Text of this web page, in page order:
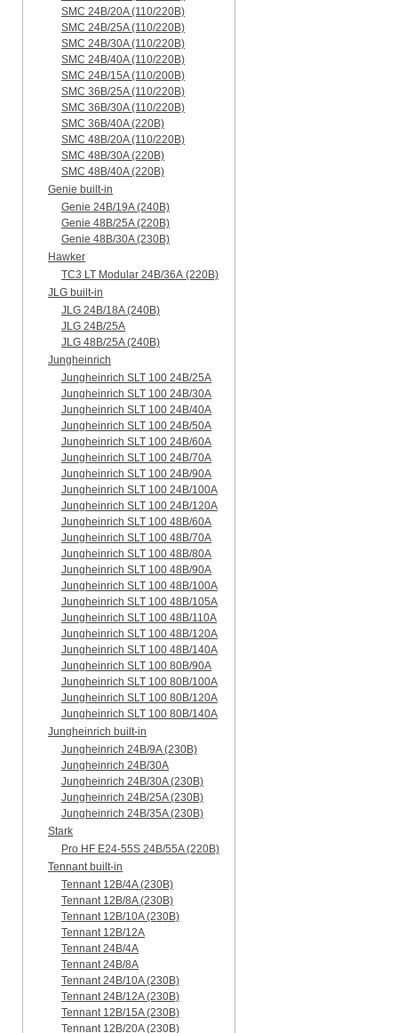
SMC 24B/20A (110/220B)
SMC 24B/25A (110/220B)
SMC 24B/30A (110/220B)
SMC 24B/40A (110/220B)
SMC 24B/15A (110/200B)
SMC 36B/25A (110/220B)
SMC 36B/30A (110/220B)
SMC 36B/40A (220B)
SMC 48B/20A (110/220B)
SMC 48B/30A (220B)
SMC 48B/40A (220B)
Genie built-in
Genie 24B/19A (240B)
Genie 48B/25A (220B)
Genie 48B/30A (230B)
Hawker
TC3 LT Modular 24В/36А (220B)
JLG built-in
JLG 24B/18A (240B)
JLG 24B/25A
JLG 48B/25A (240B)
Jungheinrich
Jungheinrich SLT 100 24B/25A
Jungheinrich SLT 100 24B/30A
Jungheinrich SLT 100 24B/40A
Jungheinrich SLT 100 24B/50A
Jungheinrich SLT 100 24B/60A
Jungheinrich SLT 100 24B/70A
Jungheinrich SLT 100 24B/90A
Jungheinrich SLT 100 24B/100A
Jungheinrich SLT 100 24B/120A
Jungheinrich SLT 100 48B/60A
Jungheinrich SLT 100 48B/70A
Jungheinrich SLT 100 48B/80A
Jungheinrich SLT 100 48B/90A
Jungheinrich SLT 100 48B/100A
Jungheinrich SLT 100 48B/105A
Jungheinrich SLT 100 48B/110A
Jungheinrich SLT 100 48B/120A
Jungheinrich SLT 100 48B/140A
Jungheinrich SLT 100 80B/90A
Jungheinrich SLT 100 80B/100A
Jungheinrich SLT 100 80B/120A
Jungheinrich SLT 100 80B/140A
Jungheinrich built-in
Jungheinrich 24B/9A (230B)
Jungheinrich 24B/30A
Jungheinrich 24B/30A (230B)
Jungheinrich 24B/25A (230B)
Jungheinrich 24B/35A (230B)
Stark
Pro HF E24-55S 24B/55A (220B)
Tennant built-in
Tennant 12B/4A (230B)
Tennant 12B/8A (230B)
Tennant 12B/10A (230B)
Tennant 12B/12A
Tennant 24B/4A
Tennant 24B/8A
Tennant 24B/10A (230B)
Tennant 24B/12A (230B)
Tennant 12B/15A (230B)
Tennant 12B/20A (230B)